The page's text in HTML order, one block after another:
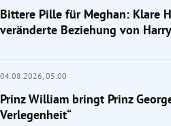
Bittere Pille für Meghan: Klare
veränderte Beziehung von
04.08.2026, 05:00
Prinz William bringt Prinz
Verlegenheit“